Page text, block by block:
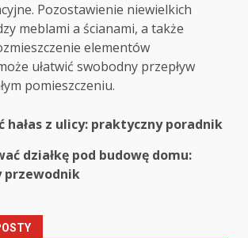
Pozostawienie niewielkich
meblami a ścianami, a także
elementów
ułatwić swobodny przepływ
pomieszczeniu.
hałas z ulicy: praktyczny poradnik
działkę pod budowę domu:
przewodnik